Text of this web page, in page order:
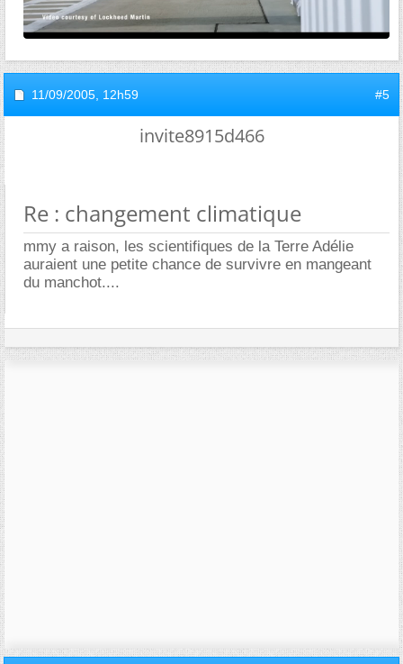
11/09/2005, 12h59 #5
invite8915d466
Re : changement climatique
mmy a raison, les scientifiques de la Terre Adélie
auraient une petite chance de survivre en mangeant
du manchot....